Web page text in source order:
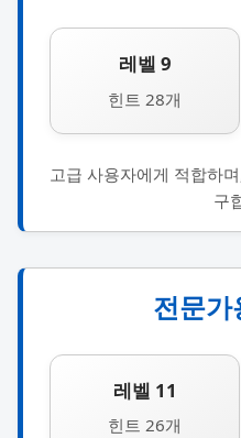
레벨 9
힌트 28개
고급 사용자에게 적합하
구
전문가
레벨 11
힌트 26개